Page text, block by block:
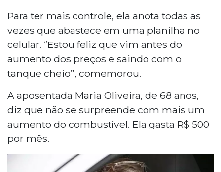
Para ter mais controle, ela anota todas as
vezes que abastece em uma planilha no
celular. “Estou feliz que vim antes do
aumento dos preços e saindo com o
tanque cheio”, comemorou.
A aposentada Maria Oliveira, de 68 anos,
diz que não se surpreende com mais um
aumento do combustível. Ela gasta R$ 500
por mês.